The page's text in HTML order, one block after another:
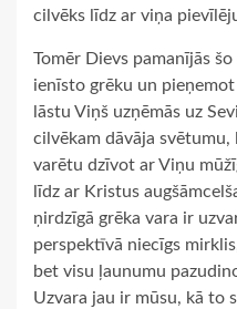
cilvēks līdz ar viņa
Tomēr Dievs pamanījās
ienīsto grēku un
lāstu Viņš uzņēmās uz
cilvēkam dāvāja
varētu dzīvot ar Viņu
līdz ar Kristus
ņirdzīgā grēka vara ir
perspektīvā niecīgs
bet visu ļaunumu
Uzvara jau ir mūsu, kā to